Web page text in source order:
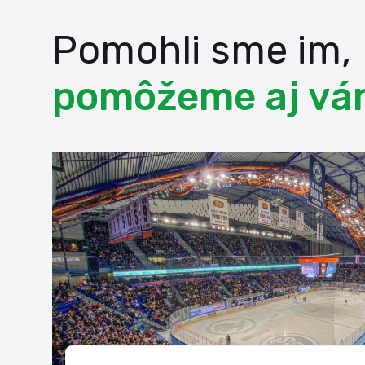
Pomohli sme im,
pomôžeme aj